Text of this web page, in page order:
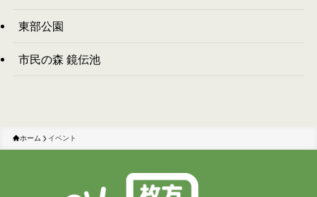
東部公園
市民の森 鏡伝池
ホーム イベント